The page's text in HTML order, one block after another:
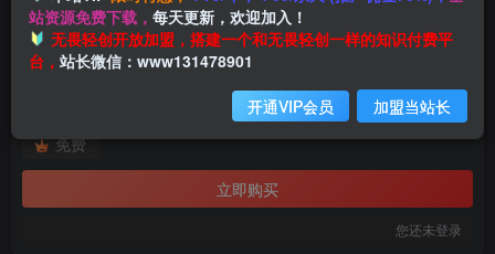
此内容为付费资源，请付费后查看
9.9
免费
立即购买
您还未登录
站资源免费下载， 每天更新，欢迎加入！
无畏轻创开放加盟，搭建一个和无畏轻创一样的知识付费平
台， 站长微信：www131478901
开通VIP会员 加盟当站长